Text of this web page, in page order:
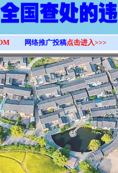
网络推广投稿点击进入>>>